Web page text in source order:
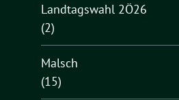
Landtagswahl 2Ö26
(2)
Malsch
(15)